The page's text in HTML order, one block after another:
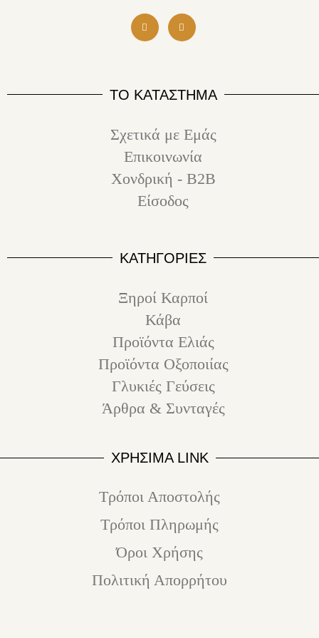
ΤΟ ΚΑΤΑΣΤΗΜΑ
Σχετικά με Εμάς
Επικοινωνία
Χονδρική - B2B
Είσοδος
ΚΑΤΗΓΟΡΙΕΣ
Ξηροί Καρποί
Κάβα
Προϊόντα Ελιάς
Προϊόντα Οξοποιίας
Γλυκιές Γεύσεις
Άρθρα & Συνταγές
ΧΡΗΣΙΜΑ LINK
Τρόποι Αποστολής
Τρόποι Πληρωμής
Όροι Χρήσης
Πολιτική Απορρήτου